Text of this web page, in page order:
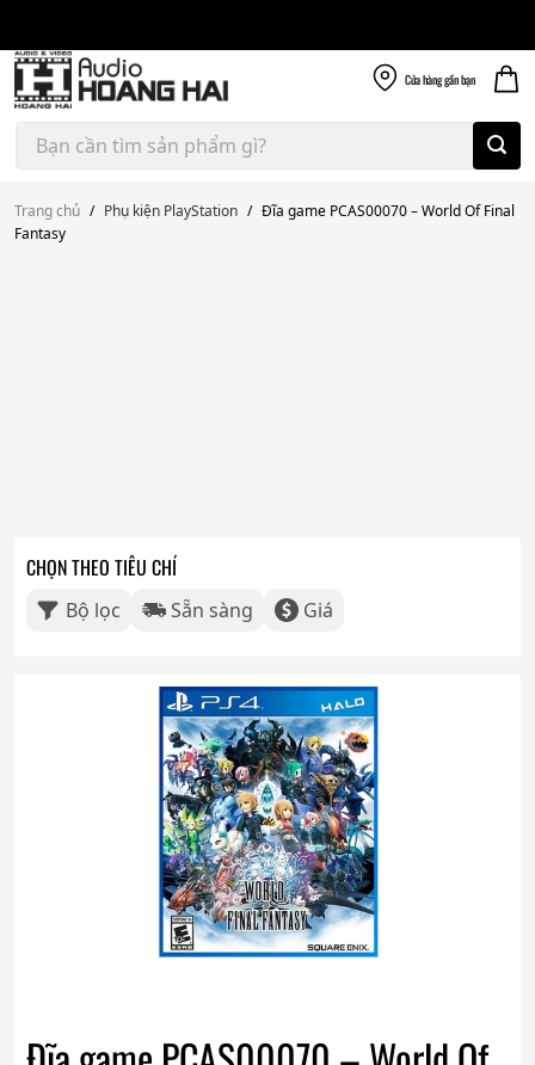
content
Cửa hànggần bạn
Tìm
kiếm:
Trang chủ / Phụ kiện PlayStation / Đĩa game PCAS00070 – World Of Final
Fantasy
CHỌN THEO TIÊU CHÍ
Bộ lọc Sẵn sàng Giá